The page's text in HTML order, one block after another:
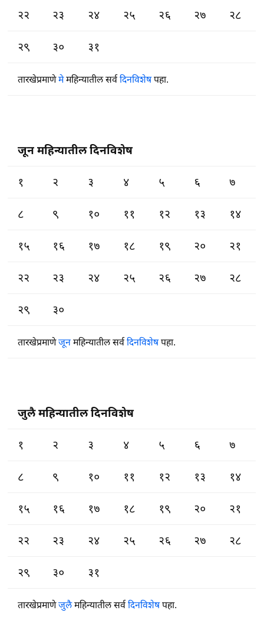
२२ २३ २४ २५ २६ २७ २८
२९ ३० ३१
तारखेप्रमाणेमेमहिन्यातील सर्वदिनविशेषपहा.
जून महिन्यातील दिनविशेष
१ २ ३ ४ ५ ६ ७
८ ९ १० ११ १२ १३ १४
१५ १६ १७ १८ १९ २० २१
२२ २३ २४ २५ २६ २७ २८
२९ ३०
तारखेप्रमाणेजून महिन्यातील सर्वदिनविशेषपहा.
जुलै महिन्यातील दिनविशेष
१ २ ३ ४ ५ ६ ७
८ ९ १० ११ १२ १३ १४
१५ १६ १७ १८ १९ २० २१
२२ २३ २४ २५ २६ २७ २८
२९ ३० ३१
तारखेप्रमाणेजुलैमहिन्यातील सर्वदिनविशेषपहा.